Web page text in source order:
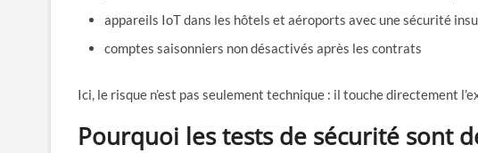
appareils IoT dans les hôtels et aéroports avec une sécurité
comptes saisonniers non désactivés après les contrats
Ici, le risque n’est pas seulement technique : il touche directement
Pourquoi les tests de sécurité sont